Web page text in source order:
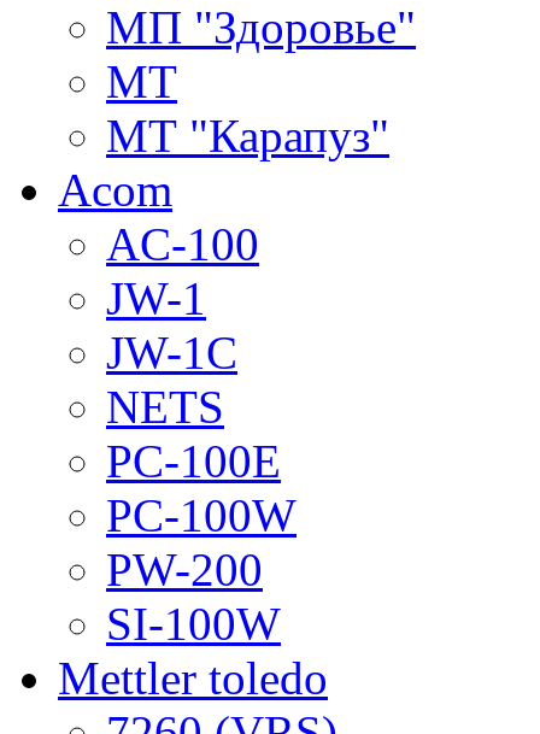
МП "Здоровье"
МТ
МТ "Карапуз"
Acom
AC-100
JW-1
JW-1C
NETS
PC-100E
PC-100W
PW-200
SI-100W
Mettler toledo